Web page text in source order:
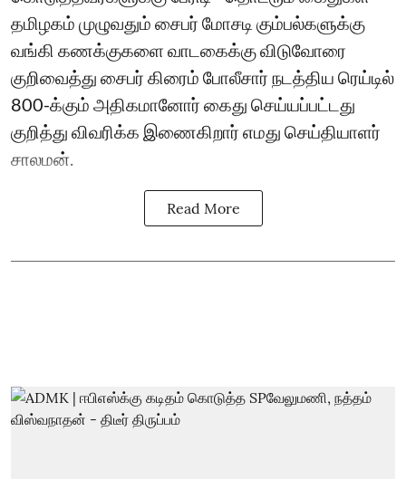
தமிழகம் முழுவதும் சைபர் மோசடி கும்பல்களுக்கு
வங்கி கணக்குகளை வாடகைக்கு விடுவோரை
குறிவைத்து சைபர் கிரைம் போலீசார் நடத்திய ரெய்டில்
800-க்கும் அதிகமானோர் கைது செய்யப்பட்டது
குறித்து விவரிக்க இணைகிறார் எமது செய்தியாளர்
சாலமன்.
Read More